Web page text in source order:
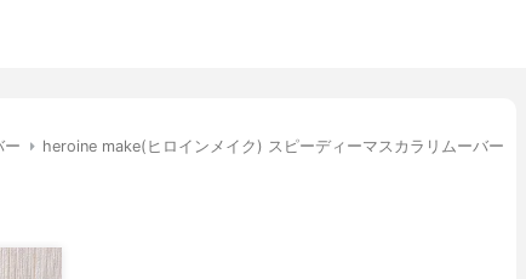
ー heroine make(ヒロインメイク) スピーディーマスカラリムーバー